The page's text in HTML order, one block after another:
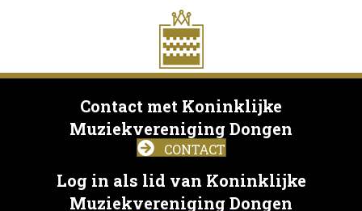
Contact met Koninklijke
Muziekvereniging Dongen
CONTACT
Log in als lid van Koninklijke